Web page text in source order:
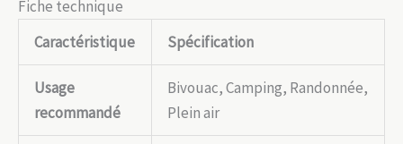
Fiche technique
Caractéristique
Spécification
Usage
recommandé
Bivouac, Camping, Randonnée,
Plein air